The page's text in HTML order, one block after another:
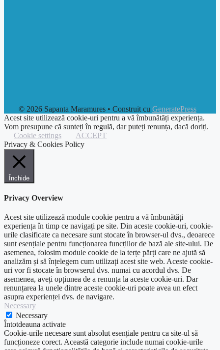
© 2026 Sapanta Maramures • Construit cu GeneratePress
Acest site utilizează cookie-uri pentru a vă îmbunătăți experiența.
Vom presupune că sunteți în regulă, dar puteți renunța, dacă doriți.
Cookie settings
ACCEPT
Privacy & Cookies Policy
Închide
Privacy Overview
Acest site utilizează module cookie pentru a vă îmbunătăți
experiența în timp ce navigați pe site. Din aceste cookie-uri, cookie-
urile clasificate ca necesare sunt stocate în browser-ul dvs., deoarece
sunt esențiale pentru funcționarea funcțiilor de bază ale site-ului. De
asemenea, folosim module cookie de la terțe părți care ne ajută să
analizăm și să înțelegem cum utilizați acest site web. Aceste cookie-
uri vor fi stocate în browserul dvs. numai cu acordul dvs. De
asemenea, aveți opțiunea de a renunța la aceste cookie-uri. Dar
renunțarea la unele dintre aceste cookie-uri poate avea un efect
asupra experienței dvs. de navigare.
Necessary
Necessary
Întotdeauna activate
Cookie-urile necesare sunt absolut esențiale pentru ca site-ul să
funcționeze corect. Această categorie include numai cookie-urile